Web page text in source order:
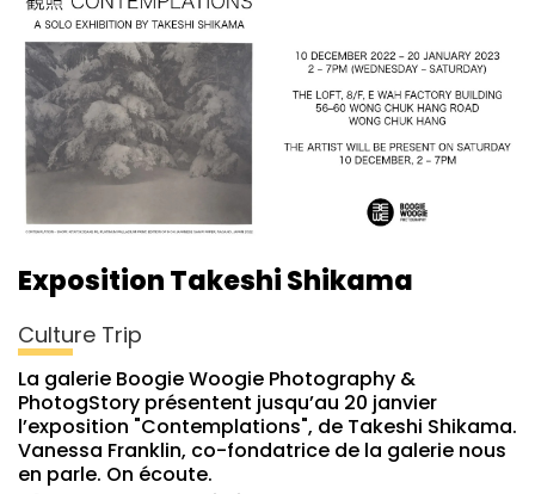
Exposition Takeshi Shikama
Culture Trip
La galerie Boogie Woogie Photography &
PhotogStory présentent jusqu’au 20 janvier
l’exposition "Contemplations", de Takeshi Shikama.
Vanessa Franklin, co-fondatrice de la galerie nous
en parle. On écoute.